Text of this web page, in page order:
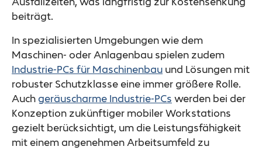
beiträgt.
In spezialisierten Umgebungen wie dem
Maschinen- oder Anlagenbau spielen zudem
Industrie-PCs für Maschinenbau und Lösungen mit
robuster Schutzklasse eine immer größere Rolle.
Auch geräuscharme Industrie-PCs werden bei der
Konzeption zukünftiger mobiler Workstations
gezielt berücksichtigt, um die Leistungsfähigkeit
mit einem angenehmen Arbeitsumfeld zu